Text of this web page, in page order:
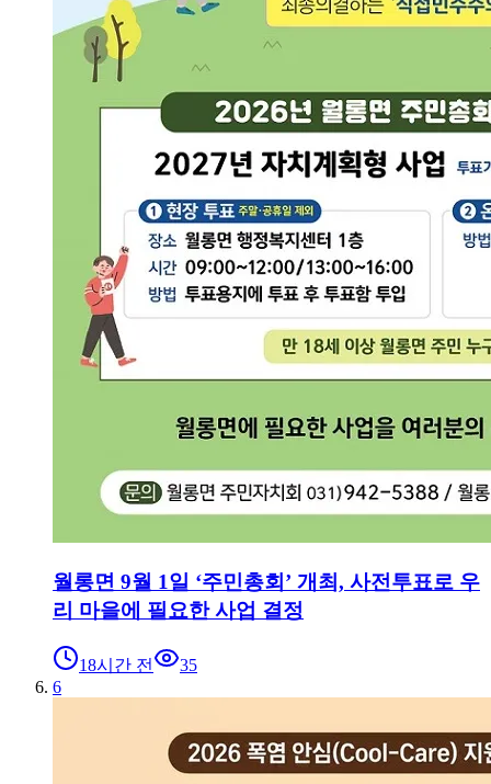
월롱면 9월 1일 ‘주민총회’ 개최, 사전투표로 우
리 마을에 필요한 사업 결정
18시간 전
35
6